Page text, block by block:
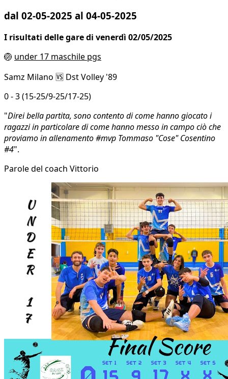
dal 02-05-2025 al 04-05-2025
I risultati delle gare di venerdì 02/05/2025
🏐 under 17 maschile pgs
Samz Milano 🆚 Dst Volley '89
0 - 3 (15-25/9-25/17-25)
"Direi bella partita, sono contento di come hanno giocato i
ragazzi in particolare di come hanno messo in campo ciò che
proviamo in allenamento #mvp Tommaso "Cose" Cosentino
#4".
Parole del coach Vittorio